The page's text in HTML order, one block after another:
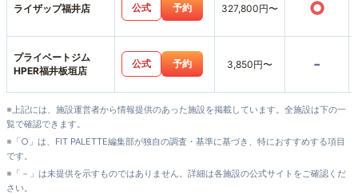
ライザップ福井店 公式 予約 327,800円〜 ○
プライベートジム
HPER福井板垣店
公式 予約 3,850円〜 -
※上記には、施設運営者から情報提供のあった施設を掲載しています。全施設は下の一
覧で確認できます。
※「○」は、FIT PALETTE編集部が独自の調査・基準に基づき、特におすすめする項目
です。
※「－」は未提供を示すものではありません。詳細は各施設の公式サイトをご確認くだ
さい。